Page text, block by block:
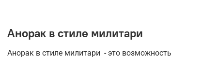
Анорак в стиле милитари
Анорак в стиле милитари - это возможность